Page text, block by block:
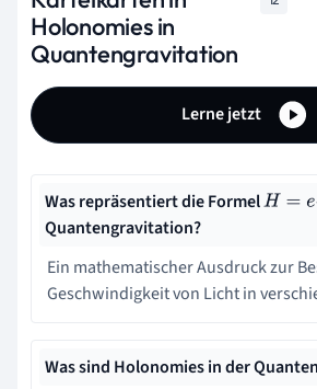
Holonomies in
Quantengravitation
Lerne jetzt
Was repräsentiert die FormelH= e∫A
Quantengravitation?
Ein mathematischer Ausdruck zur
Geschwindigkeit von Licht in
Was sind Holonomies in der